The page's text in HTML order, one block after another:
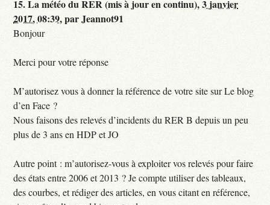
15.La météo du RER (mis à jour en continu),3 janvier
2017, 08:39,parJeannot91
Bonjour
Merci pour votre réponse
M’autorisez vous à donner la référence de votre site sur Le blog
d’en Face ?
Nous faisons des relevés d’incidents du RER B depuis un peu
plus de 3 ans en HDP et JO
Autre point : m’autorisez-vous à exploiter vos relevés pour faire
des états entre 2006 et 2013 ? Je compte utiliser des tableaux,
des courbes, et rédiger des articles, en vous citant en référence,